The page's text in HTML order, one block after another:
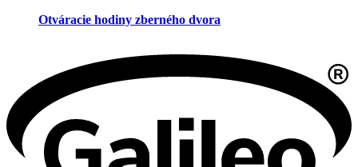
Otváracie hodiny zberného dvora